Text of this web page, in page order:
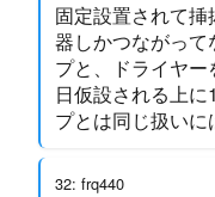
固定設置されて
器しかつながって
プと、ドライヤ
日仮設される上
プとは同じ扱い
32: frq440